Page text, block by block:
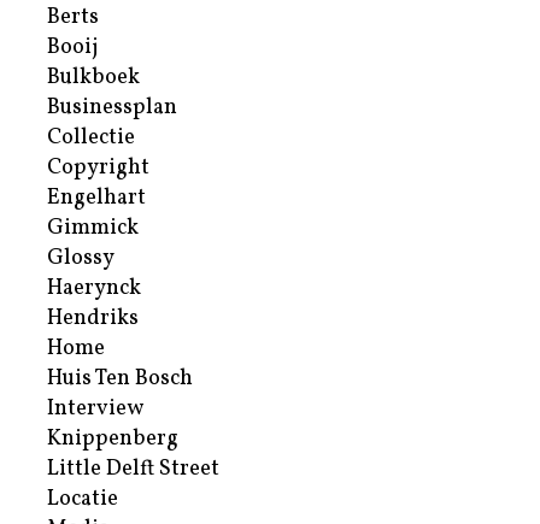
Berts
Booij
Bulkboek
Businessplan
Collectie
Copyright
Engelhart
Gimmick
Glossy
Haerynck
Hendriks
Home
Huis Ten Bosch
Interview
Knippenberg
Little Delft Street
Locatie